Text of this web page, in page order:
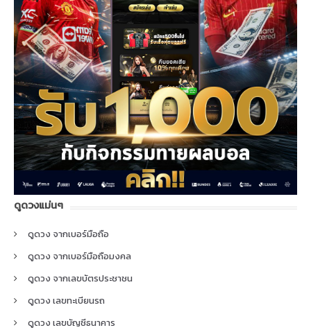
ดูดวงแม่นๆ
ดูดวง จากเบอร์มือถือ
ดูดวง จากเบอร์มือถือมงคล
ดูดวง จากเลขบัตรประชาชน
ดูดวง เลขทะเบียนรถ
ดูดวง เลขบัญชีธนาคาร